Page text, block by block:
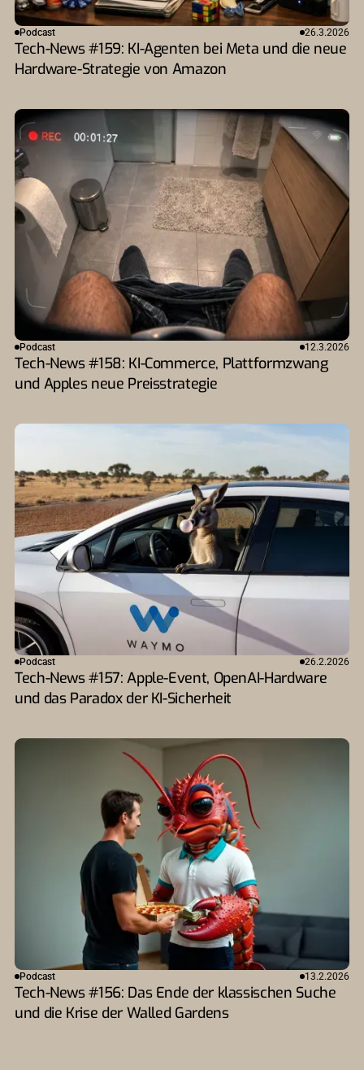
Podcast 26.3.2026
Tech-News #159: KI-Agenten bei Meta und die neue
Hardware-Strategie von Amazon
Podcast 12.3.2026
Tech-News #158: KI-Commerce, Plattformzwang
und Apples neue Preisstrategie
Podcast 26.2.2026
Tech-News #157: Apple-Event, OpenAI-Hardware
und das Paradox der KI-Sicherheit
Podcast 13.2.2026
Tech-News #156: Das Ende der klassischen Suche
und die Krise der Walled Gardens